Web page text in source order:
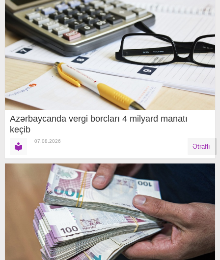
Azərbaycanda vergi borcları 4 milyard manatı
keçib
07.08.2026
Ətraflı